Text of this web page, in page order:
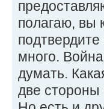
полагаю, вы
много.
думать.
две